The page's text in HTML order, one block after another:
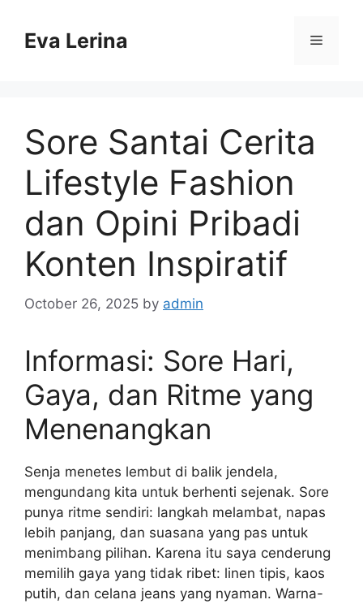
contentEva Lerina Menu
Sore Santai Cerita
Lifestyle Fashion
dan Opini Pribadi
Konten Inspiratif
October 26, 2025 by admin
Informasi: Sore Hari,
Gaya, dan Ritme yang
Menenangkan
Senja menetes lembut di balik jendela,
mengundang kita untuk berhenti sejenak. Sore
punya ritme sendiri: langkah melambat, napas
lebih panjang, dan suasana yang pas untuk
menimbang pilihan. Karena itu saya cenderung
memilih gaya yang tidak ribet: linen tipis, kaos
putih, dan celana jeans yang nyaman. Warna-